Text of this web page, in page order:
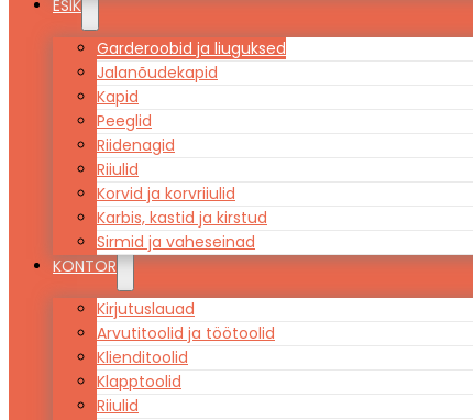
ESIK
Garderoobid ja liuguksed
Jalanõudekapid
Kapid
Peeglid
Riidenagid
Riiulid
Korvid ja korvriiulid
Karbis, kastid ja kirstud
Sirmid ja vaheseinad
KONTOR
Kirjutuslauad
Arvutitoolid ja töötoolid
Klienditoolid
Klapptoolid
Riiulid